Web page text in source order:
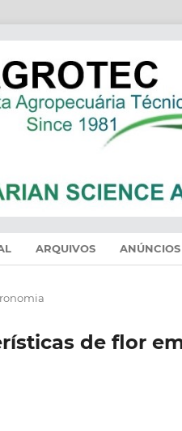
ARQUIVOS ANÚNCIOS
de flor